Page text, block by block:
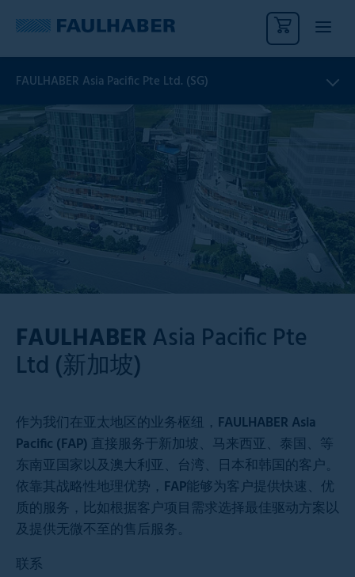
FAULHABER Asia Pacific Pte Ltd. (SG)
FAULHABERAsia Pacific Pte
Ltd (新加坡)
作为我们在亚太地区的业务枢纽，FAULHABER Asia
Pacific (FAP) 直接服务于新加坡、马来西亚、泰国、等
东南亚国家以及澳大利亚、台湾、日本和韩国的客户。
依靠其战略性地理优势，FAP能够为客户提供快速、优
质的服务，比如根据客户项目需求选择最佳驱动方案以
及提供无微不至的售后服务。
联系